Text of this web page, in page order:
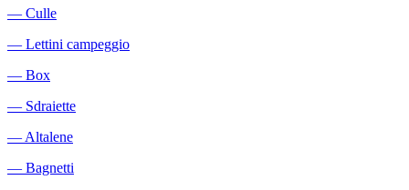
― Culle
― Lettini campeggio
― Box
― Sdraiette
―Altalene
― Bagnetti